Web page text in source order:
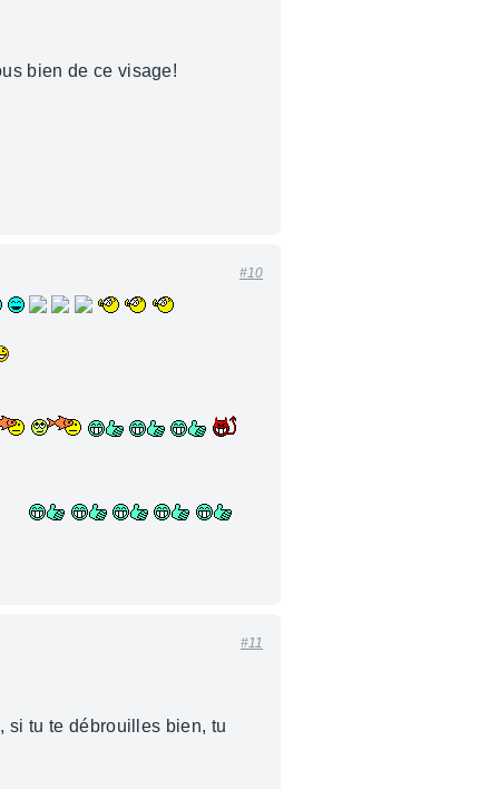
bien de ce visage!
#10
#11
si tu te débrouilles bien, tu